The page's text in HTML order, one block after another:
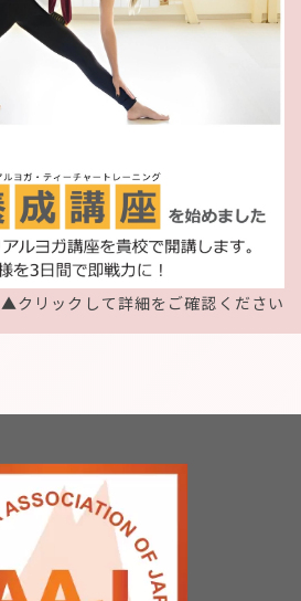
▲クリックして詳細をご確認ください